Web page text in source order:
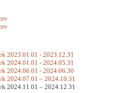
2023.01.01 - 2023.12.31
2024.01.01 - 2024.05.31
2024.06.01 - 2024.06.30
2024.07.01 – 2024.10.31
2024.11.01 – 2024.12.31